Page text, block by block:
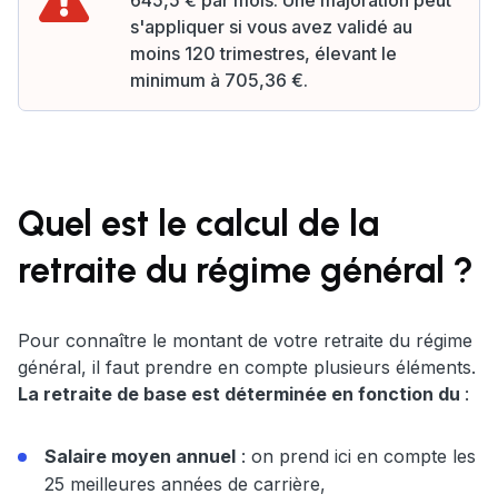
s'appliquer si vous avez validé au
moins 120 trimestres, élevant le
minimum à 705,36 €.
Quel est le calcul de la
retraite du régime général ?
Pour connaître le montant de votre retraite du régime
général, il faut prendre en compte plusieurs éléments.
La retraite de base est déterminée en fonction du :
Salaire moyen annuel : on prend ici en compte les
25 meilleures années de carrière,